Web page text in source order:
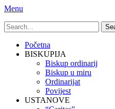
Menu
Search
for:
Primary
Menu
Skip
Početna
BISKUPIJA
Biskup ordinarij
Biskup u miru
Ordinarijat
Povijest
USTANOVE